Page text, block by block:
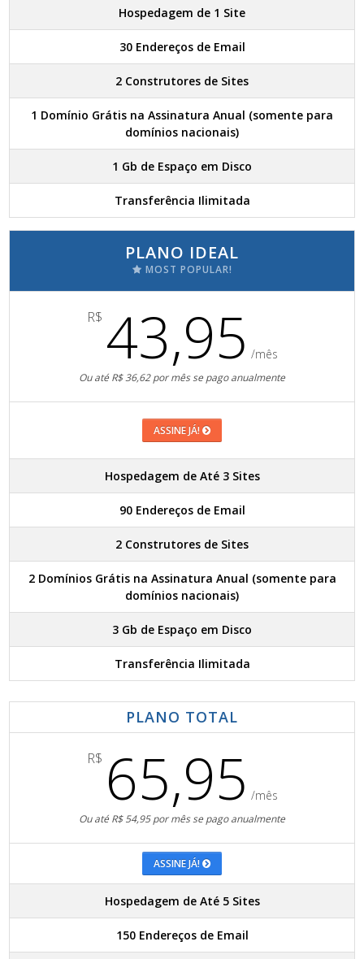
Hospedagem de 1 Site
30 Endereços de Email
2 Construtores de Sites
1 Domínio Grátis na Assinatura Anual (somente para
domínios nacionais)
1 Gb de Espaço em Disco
Transferência Ilimitada
PLANO IDEAL
MOST POPULAR!
R$ 43,95 /mês
Ou até R$ 36,62 por mês se pago anualmente
ASSINE JÁ!
Hospedagem de Até 3 Sites
90 Endereços de Email
2 Construtores de Sites
2 Domínios Grátis na Assinatura Anual (somente para
domínios nacionais)
3 Gb de Espaço em Disco
Transferência Ilimitada
PLANO TOTAL
R$ 65,95 /mês
Ou até R$ 54,95 por mês se pago anualmente
ASSINE JÁ!
Hospedagem de Até 5 Sites
150 Endereços de Email